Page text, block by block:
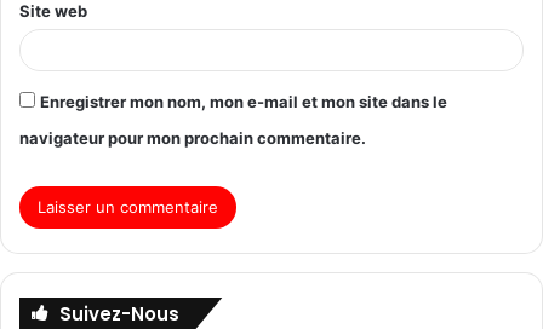
Site web
Enregistrer mon nom, mon e-mail et mon site dans le
navigateur pour mon prochain commentaire.
Suivez-Nous